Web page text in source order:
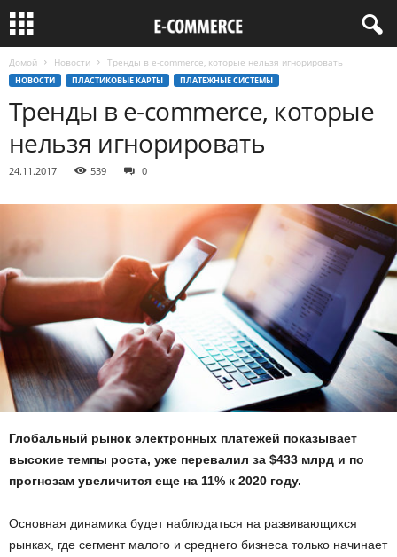
Домой Новости Тренды в e-commerce, которые нельзя игнорировать
НОВОСТИ ПЛАСТИКОВЫЕ КАРТЫ ПЛАТЕЖНЫЕ СИСТЕМЫ
Тренды в e-commerce, которые
нельзя игнорировать
24.11.2017 539 0
Глобальный рынок электронных платежей показывает
высокие темпы роста, уже перевалил за $433 млрд и по
прогнозам увеличится еще на 11% к 2020 году.
Основная динамика будет наблюдаться на развивающихся
рынках, где сегмент малого и среднего бизнеса только начинает